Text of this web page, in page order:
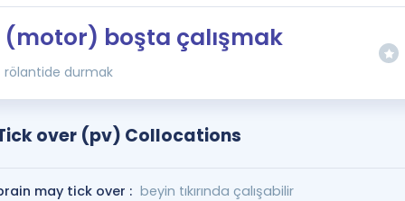
(motor) boşta çalışmak
rölantide durmak
over (pv) Collocations
may tick over : beyin tıkırında çalışabilir